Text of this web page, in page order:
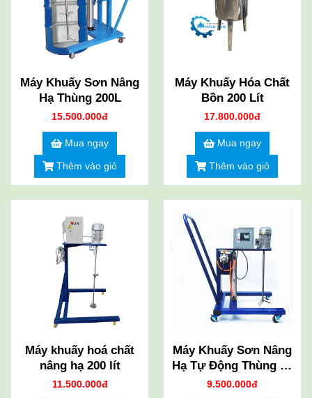
Máy Khuấy Sơn Nâng
Hạ Thùng 200L
15.500.000đ
Mua ngay
Thêm vào giỏ
Máy Khuấy Hóa Chất
Bồn 200 Lít
17.800.000đ
Mua ngay
Thêm vào giỏ
Máy khuấy hoá chất
nâng hạ 200 lít
11.500.000đ
Máy Khuấy Sơn Nâng
Hạ Tự Động Thùng 20
Lít
9.500.000đ